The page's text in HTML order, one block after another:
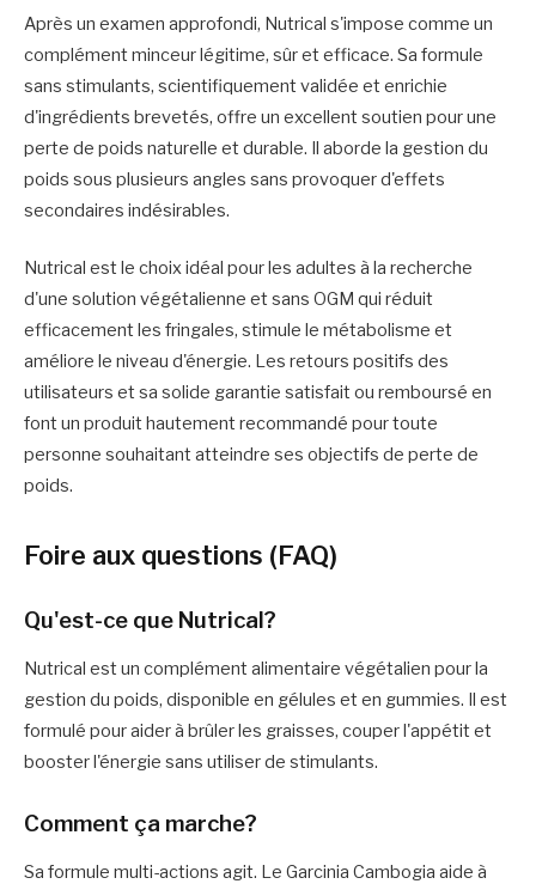
Après un examen approfondi, Nutrical s'impose comme un
complément minceur légitime, sûr et efficace. Sa formule
sans stimulants, scientifiquement validée et enrichie
d'ingrédients brevetés, offre un excellent soutien pour une
perte de poids naturelle et durable. Il aborde la gestion du
poids sous plusieurs angles sans provoquer d'effets
secondaires indésirables.
Nutrical est le choix idéal pour les adultes à la recherche
d'une solution végétalienne et sans OGM qui réduit
efficacement les fringales, stimule le métabolisme et
améliore le niveau d'énergie. Les retours positifs des
utilisateurs et sa solide garantie satisfait ou remboursé en
font un produit hautement recommandé pour toute
personne souhaitant atteindre ses objectifs de perte de
poids.
Foire aux questions (FAQ)
Qu'est-ce que Nutrical?
Nutrical est un complément alimentaire végétalien pour la
gestion du poids, disponible en gélules et en gummies. Il est
formulé pour aider à brûler les graisses, couper l'appétit et
booster l'énergie sans utiliser de stimulants.
Comment ça marche?
Sa formule multi-actions agit. Le Garcinia Cambogia aide à